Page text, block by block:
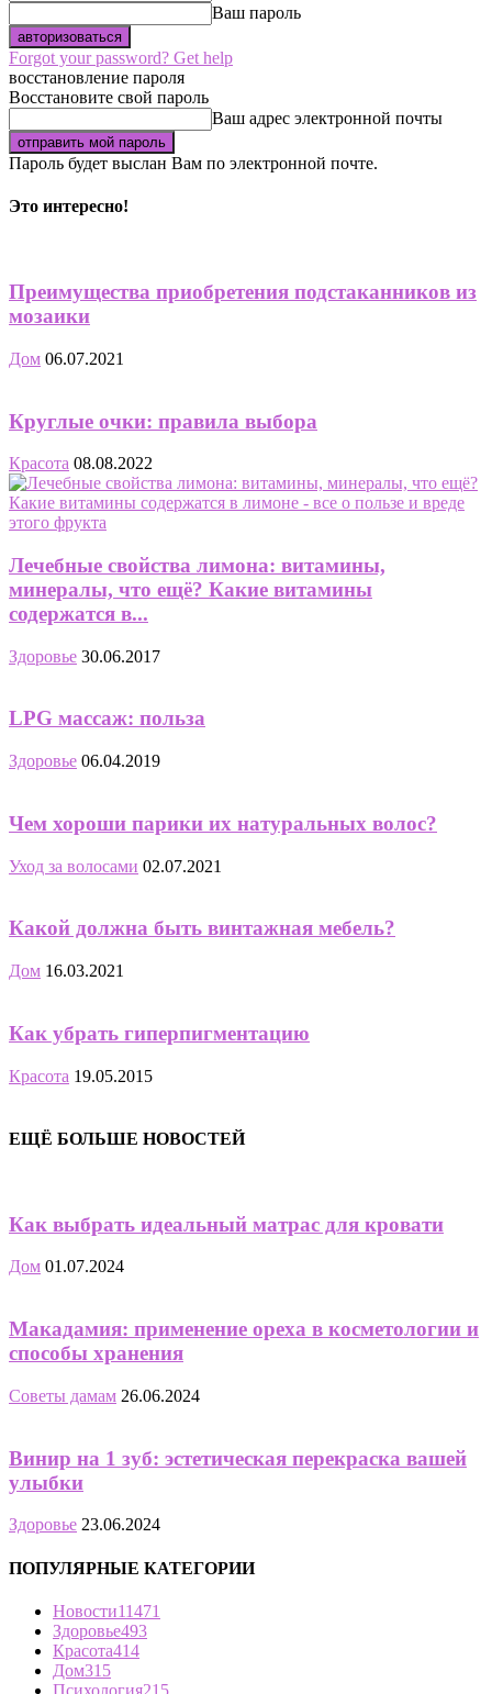
Ваш пароль
Forgot your password? Get help
восстановление пароля
Восстановите свой пароль
Ваш адрес электронной почты
Пароль будет выслан Вам по электронной почте.
Это интересно!
Преимущества приобретения подстаканников из
мозаики
Дом 06.07.2021
Круглые очки: правила выбора
Красота 08.08.2022
Лечебные свойства лимона: витамины,
минералы, что ещё? Какие витамины
содержатся в...
Здоровье 30.06.2017
LPG массаж: польза
Здоровье 06.04.2019
Чем хороши парики их натуральных волос?
Уход за волосами 02.07.2021
Какой должна быть винтажная мебель?
Дом 16.03.2021
Как убрать гиперпигментацию
Красота 19.05.2015
ЕЩЁ БОЛЬШЕ НОВОСТЕЙ
Как выбрать идеальный матрас для кровати
Дом 01.07.2024
Макадамия: применение ореха в косметологии и
способы хранения
Советы дамам 26.06.2024
Винир на 1 зуб: эстетическая перекраска вашей
улыбки
Здоровье 23.06.2024
ПОПУЛЯРНЫЕ КАТЕГОРИИ
Новости11471
Здоровье493
Красота414
Дом315
Психология215